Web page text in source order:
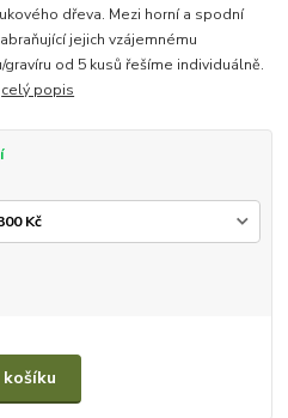
dřeva. Mezi horní a spodní
jejich vzájemnému
od 5 kusů řešíme individuálně.
celý popis